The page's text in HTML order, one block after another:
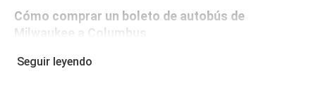
Cómo comprar un boleto de autobús de
Milwaukee a Columbus
Reservar un boleto con FlixBus es muy fácil: en este sitio
Seguir leyendo